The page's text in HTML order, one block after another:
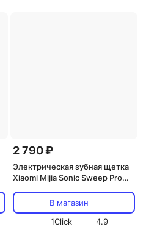
2 790 ₽
Электрическая зубная щетка
Xiaomi Mijia Sonic Sweep Pro
В магазин
1Click
4.9